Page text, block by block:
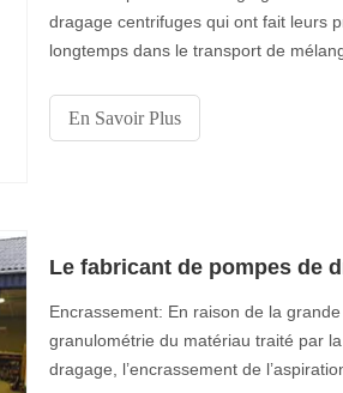
dragage centrifuges qui ont fait leurs
longtemps dans le transport de
comprend: • Pompe traditionnelle •
rendement • Pompe spéciale • et
En Savoir Plus
Encrassement: En raison de la
granulométrie du matériau traité par
dragage, l’encrassement de